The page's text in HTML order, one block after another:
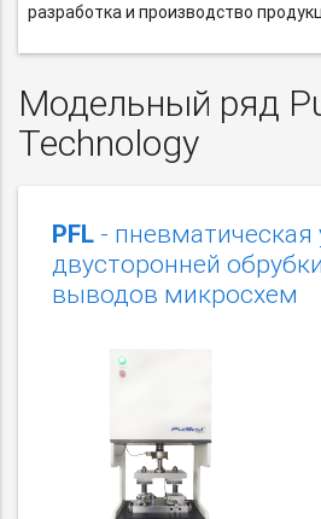
разработка и производство
Модельный ряд
Technology
PFL - пневматическая
двусторонней
выводов микросхем